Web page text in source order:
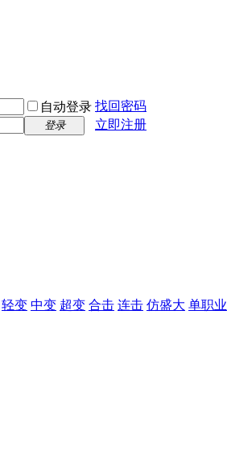
自动登录 找回密码
登录
立即注册
轻变 中变 超变 合击 连击 仿盛大 单职业